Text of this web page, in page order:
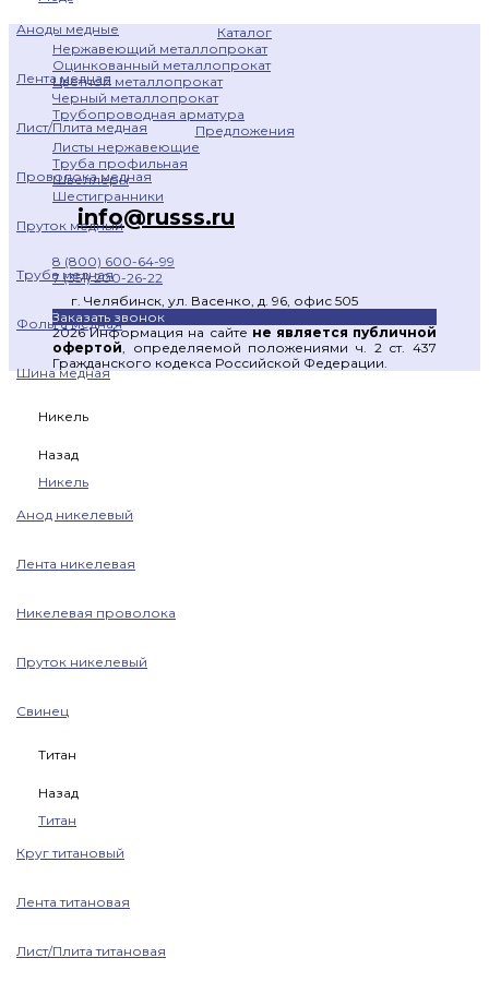
Аноды медные
Лента медная
Лист/Плита медная
Проволока медная
Пруток медный
Труба медная
Фольга медная
Шина медная
Никель
Назад
Никель
Анод никелевый
Лента никелевая
Никелевая проволока
Пруток никелевый
Свинец
Титан
Назад
Титан
Круг титановый
Лента титановая
Лист/Плита титановая
Каталог
Нержавеющий металлопрокат
Оцинкованный металлопрокат
Цветной металлопрокат
Черный металлопрокат
Трубопроводная арматура
Предложения
Листы нержавеющие
Труба профильная
Швеллеры
Шестигранники
info@russs.ru
8 (800) 600-64-99
7 (351) 200-26-22
г. Челябинск, ул. Васенко, д. 96, офис 505
Заказать звонок
2026 Информация на сайте не является публичной
офертой , определяемой положениями ч. 2 ст. 437
Гражданского кодекса Российской Федерации.